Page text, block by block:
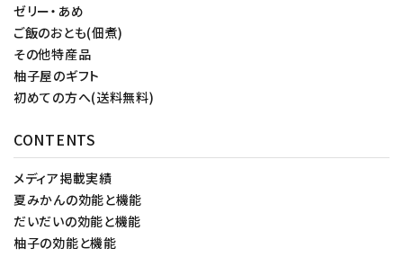
ゼリー・あめ
ご飯のおとも(佃煮)
その他特産品
柚子屋のギフト
初めての方へ(送料無料)
CONTENTS
メディア掲載実績
夏みかんの効能と機能
だいだいの効能と機能
柚子の効能と機能